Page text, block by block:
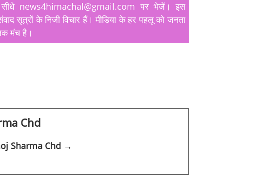
सीधे news4himachal@gmail.com पर भेजें। इस
सूत्रों के निजी विचार हैं। मीडिया के हर पहलू को जनता
मंच है।
Chd
Sharma Chd →